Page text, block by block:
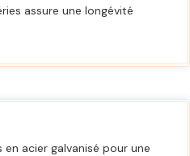
assure une longévité
acier galvanisé pour une